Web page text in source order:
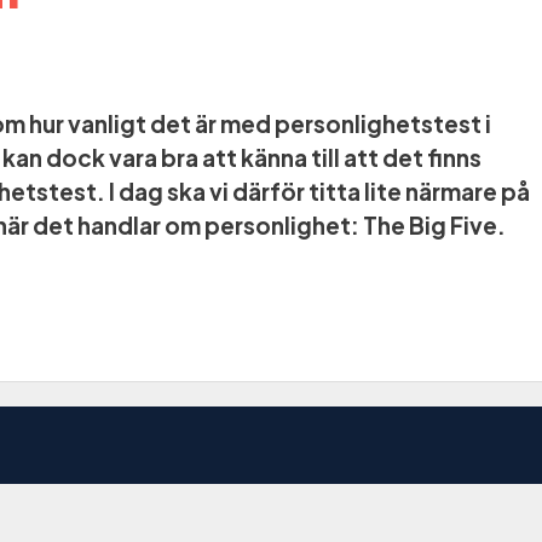
hur vanligt det är med personlighetstest i
dock vara bra att känna till att det finns
I dag ska vi därför titta lite närmare på
det handlar om personlighet: The Big Five.